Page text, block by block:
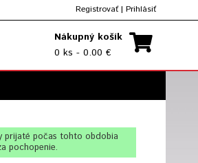
Registrovať | Prihlásiť
Nákupný košík
0 ks - 0.00 €
prijaté počas tohto obdobia
pochopenie.